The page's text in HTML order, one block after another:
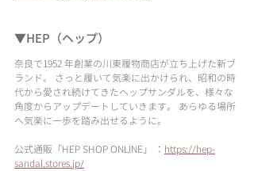
▼HEP（ヘップ）
奈良で1952 年創業の川東履物商店が立ち上げた新ブ
ランド。 さっと履いて気楽に出かけられ、昭和の時
代から愛され続けてきたヘップサンダルを、様々な
角度からアップデートしていきます。 あらゆる場所
へ気楽に一歩を踏み出せるように。
公式通販「HEP SHOP ONLINE」 ： https://hep-
sandal.stores.jp/